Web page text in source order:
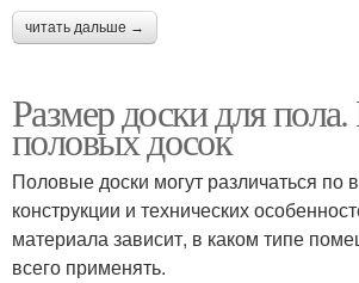
читать дальше →
Размер доски для
половых досок
Половые доски могут различаться по
конструкции и технических
материала зависит, в каком типе
всего применять.